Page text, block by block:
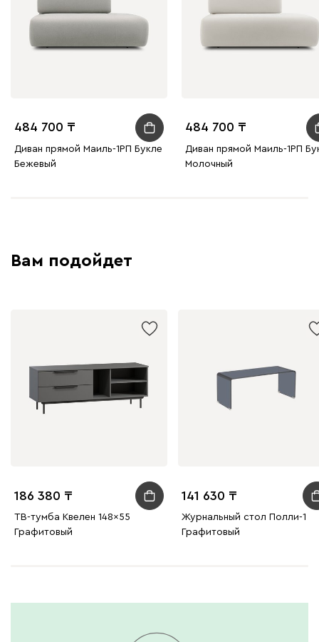
484 700
Диван прямой Маиль-1РП Букле
Бежевый
484 700
Диван прямой Маиль-1РП
Молочный
Вам подойдет
186 380
ТВ-тумба Квелен 148x55
Графитовый
141 630
Журнальный стол Полли-1
Графитовый